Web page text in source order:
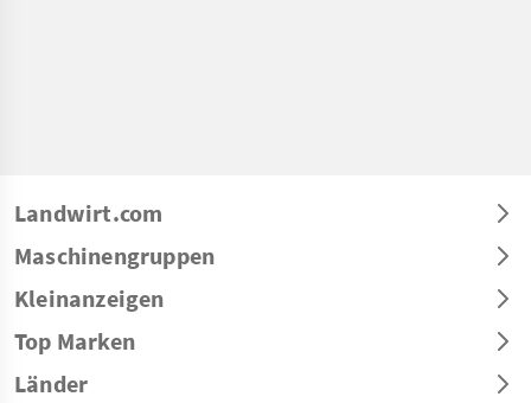
Landwirt.com
Maschinengruppen
Kleinanzeigen
Top Marken
Länder